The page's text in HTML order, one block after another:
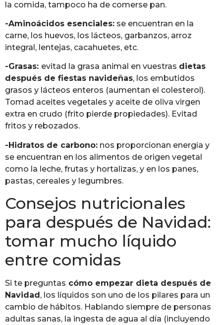
la comida, tampoco ha de comerse pan.
-Aminoácidos esenciales: se encuentran en la
carne, los huevos, los lácteos, garbanzos, arroz
integral, lentejas, cacahuetes, etc.
-Grasas: evitad la grasa animal en vuestras dietas
después de fiestas navideñas, los embutidos
grasos y lácteos enteros (aumentan el colesterol).
Tomad aceites vegetales y aceite de oliva virgen
extra en crudo (frito pierde propiedades). Evitad
fritos y rebozados.
-Hidratos de carbono: nos proporcionan energía y
se encuentran en los alimentos de origen vegetal
como la leche, frutas y hortalizas, y en los panes,
pastas, cereales y legumbres.
Consejos nutricionales
para después de Navidad:
tomar mucho líquido
entre comidas
Si te preguntas cómo empezar dieta después de
Navidad, los líquidos son uno de los pilares para un
cambio de hábitos. Hablando siempre de personas
adultas sanas, la ingesta de agua al día (incluyendo